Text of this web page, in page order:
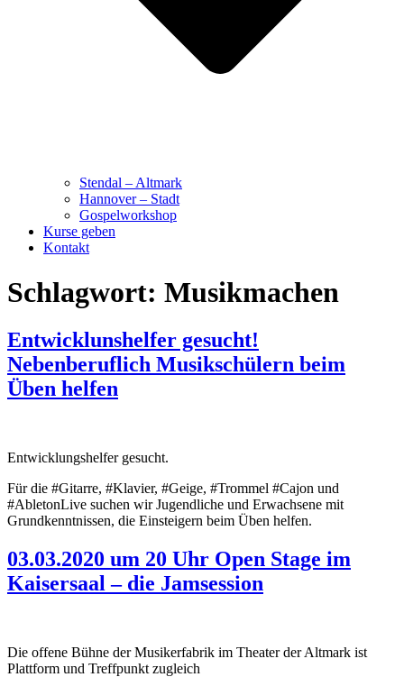
Stendal – Altmark
Hannover – Stadt
Gospelworkshop
Kurse geben
Kontakt
Schlagwort: Musikmachen
Entwicklunshelfer gesucht!
Nebenberuflich Musikschülern beim
Üben helfen
Entwicklungshelfer gesucht.
Für die #Gitarre, #Klavier, #Geige, #Trommel #Cajon und
#AbletonLive suchen wir Jugendliche und Erwachsene mit
Grundkenntnissen, die Einsteigern beim Üben helfen.
03.03.2020 um 20 Uhr Open Stage im
Kaisersaal – die Jamsession
Die offene Bühne der Musikerfabrik im Theater der Altmark ist
Plattform und Treffpunkt zugleich